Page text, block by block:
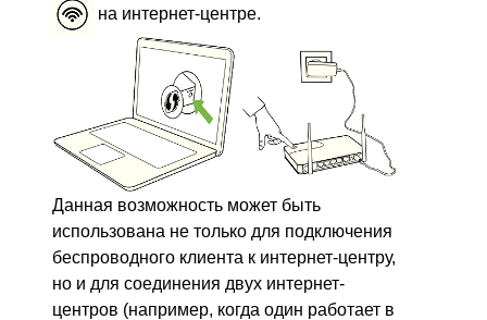
на интернет-центре.
Данная возможность может быть
использована не только для подключения
беспроводного клиента к интернет-центру,
но и для соединения двух интернет-
центров (например, когда один работает в